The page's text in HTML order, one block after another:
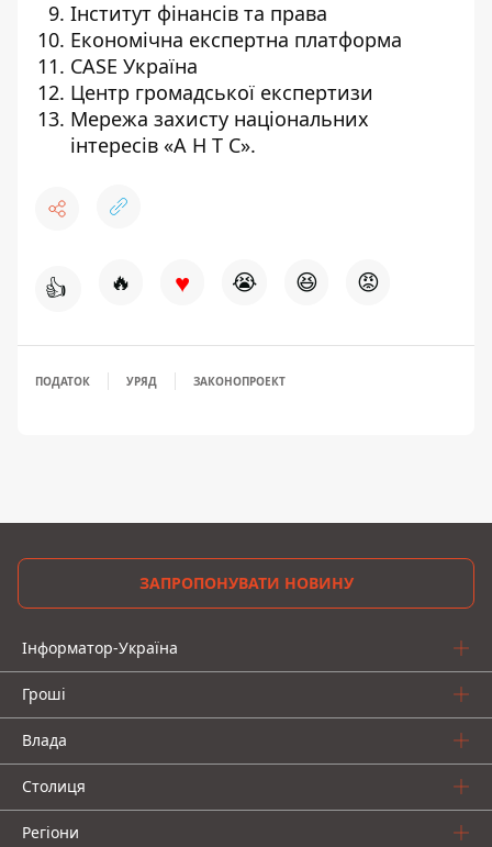
Інститут фінансів та права
Економічна експертна платформа
CASE Україна
Центр громадської експертизи
Мережа захисту національних
інтересів «А Н Т С».
👍 🔥 ♥ 😭 😆 😡
ПОДАТОК УРЯД ЗАКОНОПРОЕКТ
ЗАПРОПОНУВАТИ НОВИНУ
Інформатор-Україна
Гроші
Влада
Столиця
Регіони